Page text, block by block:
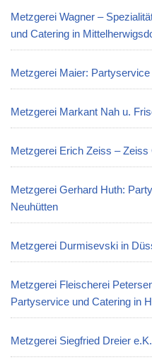
Metzgerei Wagner –
und Catering in
Metzgerei Maier:
Metzgerei Markant Nah u.
Metzgerei Erich Zeiss –
Metzgerei Gerhard Huth:
Neuhütten
Metzgerei Durmisevski in
Metzgerei Fleischerei
Partyservice und Catering in
Metzgerei Siegfried Dreier